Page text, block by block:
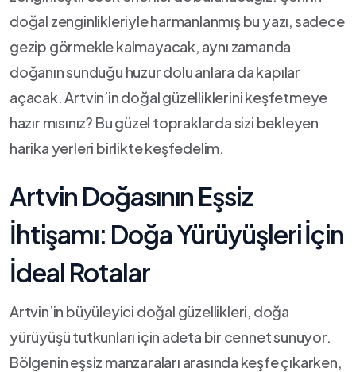
doğal zenginlikleriyle ⁤harmanlanmış bu yazı, sadece
gezip görmekle kalmayacak, aynı​ zamanda
doğanın ⁢sunduğu ‌huzur dolu ​anlara da kapılar‌
açacak. Artvin’in doğal güzelliklerini keşfetmeye
⁣hazır mısınız? Bu güzel topraklarda sizi bekleyen
harika‌ yerleri birlikte keşfedelim.
Artvin Doğasının Eşsiz
İhtişamı: Doğa Yürüyüşleri ⁤İçin
‌İdeal Rotalar
Artvin’in büyüleyici doğal güzellikleri, doğa
yürüyüşü tutkunları için⁢ adeta bir⁣ cennet sunuyor.
Bölgenin eşsiz manzaraları arasında ⁤keşfe çıkarken,